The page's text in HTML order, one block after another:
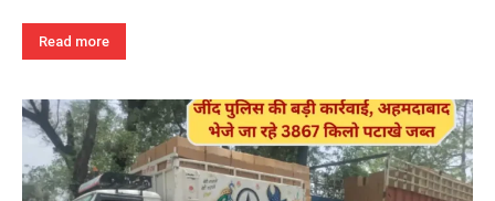
Read more